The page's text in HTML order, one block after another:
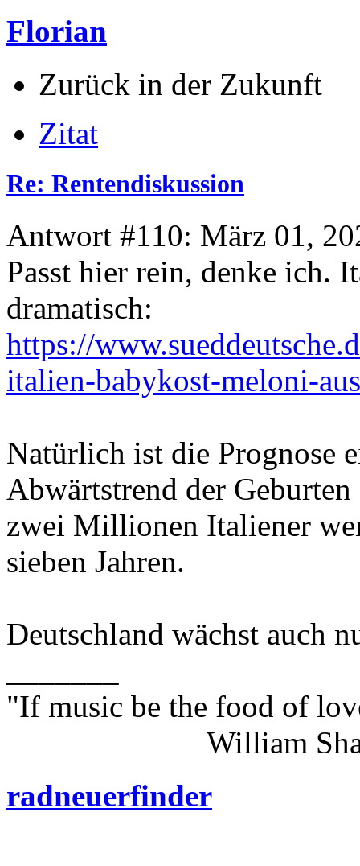
Florian
Zurück in der Zukunft
Zitat
Re: Rentendiskussion
Antwort #110: März 01,
Passt hier rein, denke ich.
dramatisch:
https://
italien-babykost-meloni-
Natürlich ist die Prognose
Abwärtstrend der
zwei Millionen Italiener
sieben Jahren.
Deutschland wächst auch
"If music be the food of
William
radneuerfinder